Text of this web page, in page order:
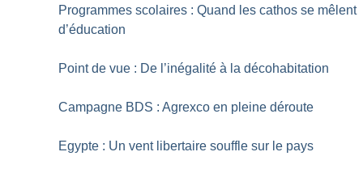
Programmes scolaires : Quand les cathos se mêlent
d’éducation
Point de vue : De l’inégalité à la décohabitation
Campagne BDS : Agrexco en pleine déroute
Egypte : Un vent libertaire souffle sur le pays